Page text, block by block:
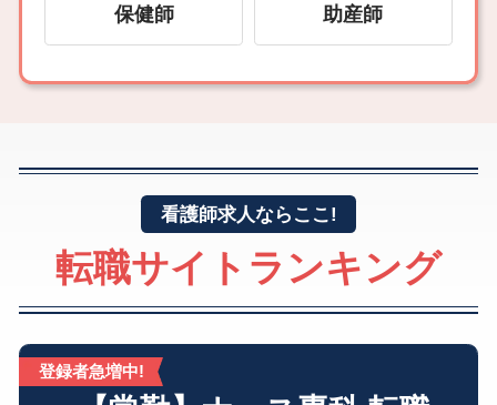
保健師 助産師
看護師求人ならここ!
転職サイトランキング
登録者急増中!